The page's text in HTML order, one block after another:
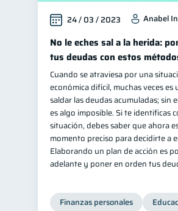
24 / 03 / 2023 Anabel
No le eches sal a la herida:
tus deudas con estos
Cuando se atraviesa por una
económica difícil, muchas veces es
saldar las deudas acumuladas; sin
es algo imposible. Si te identificas
situación, debes saber que ahora
momento preciso para decidirte a
Elaborando un plan de acción es
adelante y poner en orden tus
Finanzas personales